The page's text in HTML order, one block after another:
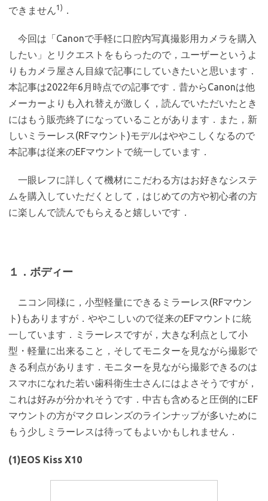
できません1) ．
今回は「Canonで手軽に口腔内写真撮影用カメラを購入
したい」とリクエストをもらったので，ユーザーというよ
りもカメラ屋さん目線で記事にしていきたいと思います．
本記事は2022年6月時点での記事です．昔からCanonは他
メーカーよりも入れ替えが激しく，読んでいただいたとき
にはもう販売終了になっていることがあります．また，新
しいミラーレス(RFマウント)モデルはややこしくなるので
本記事は従来のEFマウントで統一しています．
一眼レフに詳しくて機材にこだわる方はお好きなシステ
ムを購入していただくとして，はじめての方や初心者の方
に楽しんで読んでもらえると嬉しいです．
１．ボディー
ニコン同様に，小型軽量にできるミラーレス(RFマウン
ト)もありますが．ややこしいので従来のEFマウントに統
一しています．ミラーレスですが，大きな利点として小
型・軽量に出来ること，そしてモニターを見ながら撮影で
きる利点があります．モニターを見ながら撮影できるのは
スマホになれた若い歯科衛生士さんにはよさそうですが，
これは好みが分かれそうです．中古も含めると圧倒的にEF
マウントの方がマクロレンズのラインナップが多いために
もう少しミラーレスは待ってもよいかもしれません．
(1)EOS Kiss X10